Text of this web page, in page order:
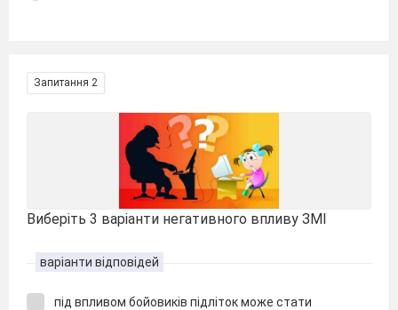
Запитання 2
Виберіть 3 варіанти негативного впливу ЗМІ
варіанти відповідей
під впливом бойовиків підліток може стати